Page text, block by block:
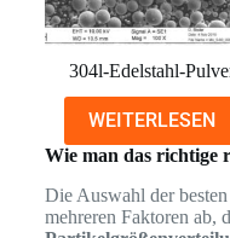
304l-Edelstahl-
WEITERLESEN
Wie man das richtige
Die Auswahl der besten
mehreren Faktoren ab,